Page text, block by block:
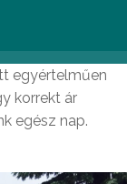
egyértelműen
korrekt ár
egész nap.